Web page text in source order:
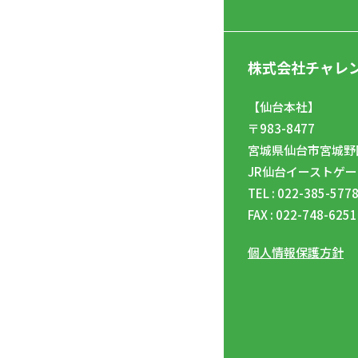
株式会社チャレ
【仙台本社】
〒983-8477
宮城県仙台市宮城
JR仙台イーストゲ
TEL : 022-385-5778
FAX : 022-748-6251
個人情報保護方針